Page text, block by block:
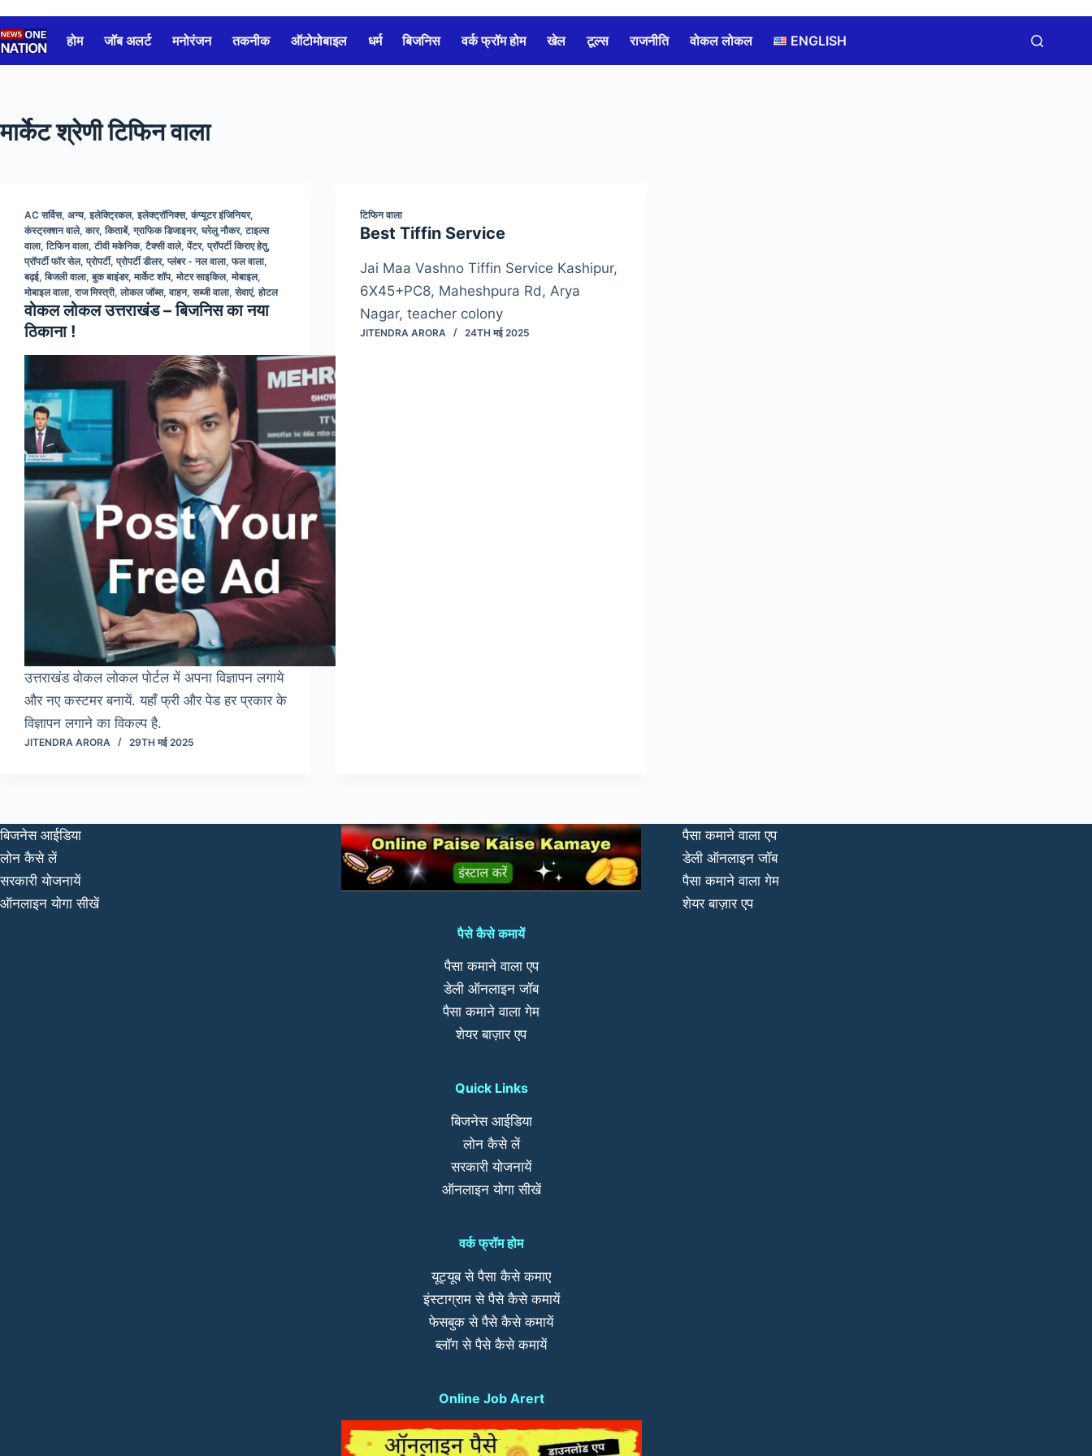
to
content
होम जॉब अलर्ट मनोरंजन तकनीक ऑटोमोबाइल धर्म बिजनिस वर्क फ्रॉम होम खेल टूल्स राजनीति वोकल लोकल ENGLISH
मार्केट श्रेणीटिफिन वाला
AC सर्विस, अन्य, इलेक्ट्रिकल, इलेक्ट्रॉनिक्स, कंप्यूटर इंजिनियर,
कंस्ट्रक्शन वाले, कार, किताबें, ग्राफिक डिजाइनर, घरेलु नौकर, टाइल्स
वाला, टिफिन वाला, टीवी मकेनिक, टैक्सी वाले, पेंटर, प्रॉपर्टी किराए हेतु,
प्रॉपर्टी फॉर सेल, प्रोपर्टी, प्रोपर्टी डीलर, प्लंबर - नल वाला, फल वाला,
बढ़ई, बिजली वाला, बुक बाइंडर, मार्केट शॉप, मोटर साइकिल, मोबाइल,
मोबाइल वाला, राज मिस्त्री, लोकल जॉब्स, वाहन, सब्जी वाला, सेवाएं, होटल
वोकल लोकल उत्तराखंड – बिजनिस का नया
ठिकाना !
उत्तराखंड वोकल लोकल पोर्टल में अपना विज्ञापन लगाये
और नए कस्टमर बनायें. यहाँ फ्री और पेड हर प्रकार के
विज्ञापन लगाने का विकल्प है.
JITENDRA ARORA 29TH मई 2025
टिफिन वाला
Best Tiffin Service
Jai Maa Vashno Tiffin Service Kashipur,
6X45+PC8, Maheshpura Rd, Arya
Nagar, teacher colony
JITENDRA ARORA 24TH मई 2025
बिजनेस आईडिया
लोन कैसे लें
सरकारी योजनायें
ऑनलाइन योगा सीखें
पैसे कैसे कमायें
पैसा कमाने वाला एप
डेली ऑनलाइन जॉब
पैसा कमाने वाला गेम
शेयर बाज़ार एप
Quick Links
बिजनेस आईडिया
लोन कैसे लें
सरकारी योजनायें
ऑनलाइन योगा सीखें
वर्क फ्रॉम होम
यूट्यूब से पैसा कैसे कमाए
इंस्टाग्राम से पैसे कैसे कमायें
फेसबुक से पैसे कैसे कमायें
ब्लॉग से पैसे कैसे कमायें
Online Job Arert
पैसा कमाने वाला एप
डेली ऑनलाइन जॉब
पैसा कमाने वाला गेम
शेयर बाज़ार एप